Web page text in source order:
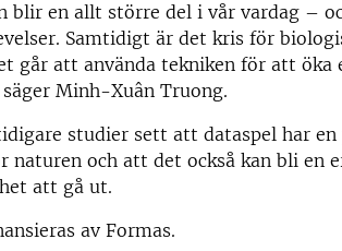
blir en allt större del i vår vardag –
Samtidigt är det kris för
går att använda tekniken för att öka
Minh-Xuân Truong.
studier sett att dataspel har
naturen och att det också kan bli en
att gå ut.
av Formas.